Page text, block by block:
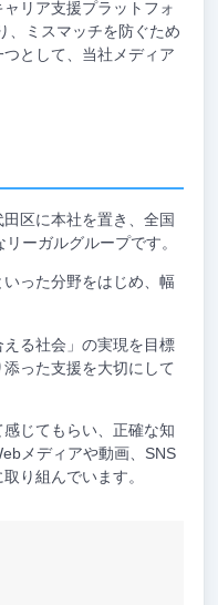
リア支援プラットフォ
、ミスマッチを防ぐため
として、当社メディア
区に本社を置き、全国
ーガルグループです。
った分野をはじめ、幅
える社会」の実現を目標
った支援を大切にして
じてもらい、正確な知
メディアや動画、SNS
り組んでいます。